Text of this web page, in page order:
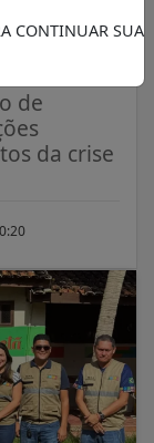
de
de
da crise
CONTINUAR SUA